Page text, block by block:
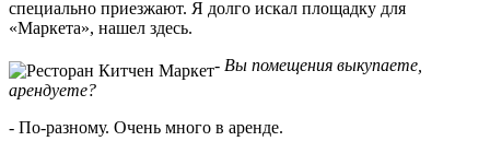
специально приезжают. Я долго искал площадку для
«Маркета», нашел здесь.
- Вы помещения выкупаете,
арендуете?
- По-разному. Очень много в аренде.